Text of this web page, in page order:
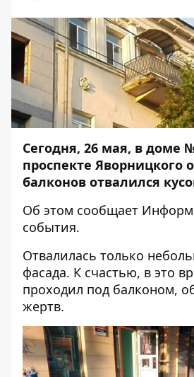
Сегодня, 26 мая, в доме
проспекте Яворницкого
балконов отвалился
Об этом сообщает
события.
Отвалилась только
фасада. К счастью, в это
проходил под балконом,
жертв.